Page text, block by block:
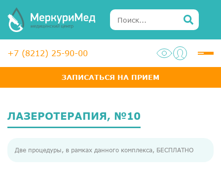
+7 (8212) 25-90-00
ЗАПИСАТЬСЯ НА ПРИЕМ
Услуги
ЛАЗЕРОТЕРАПИЯ, №10
Две процедуры, в рамках данного комплекса, БЕСПЛАТНО